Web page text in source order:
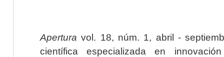
Apertura vol. 18, núm. 1, abril -
científica especializada en